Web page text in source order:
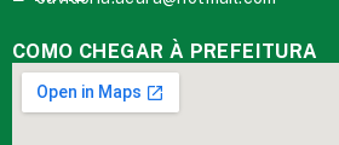
COMO CHEGAR À PREFEITURA